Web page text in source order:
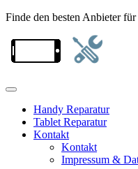
Finde den besten Anbieter
Handy Reparatur
Tablet Reparatur
Kontakt
Kontakt
Impressum &